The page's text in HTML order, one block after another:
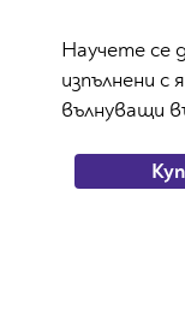
Научете се
изпълнени с
вълнуващи